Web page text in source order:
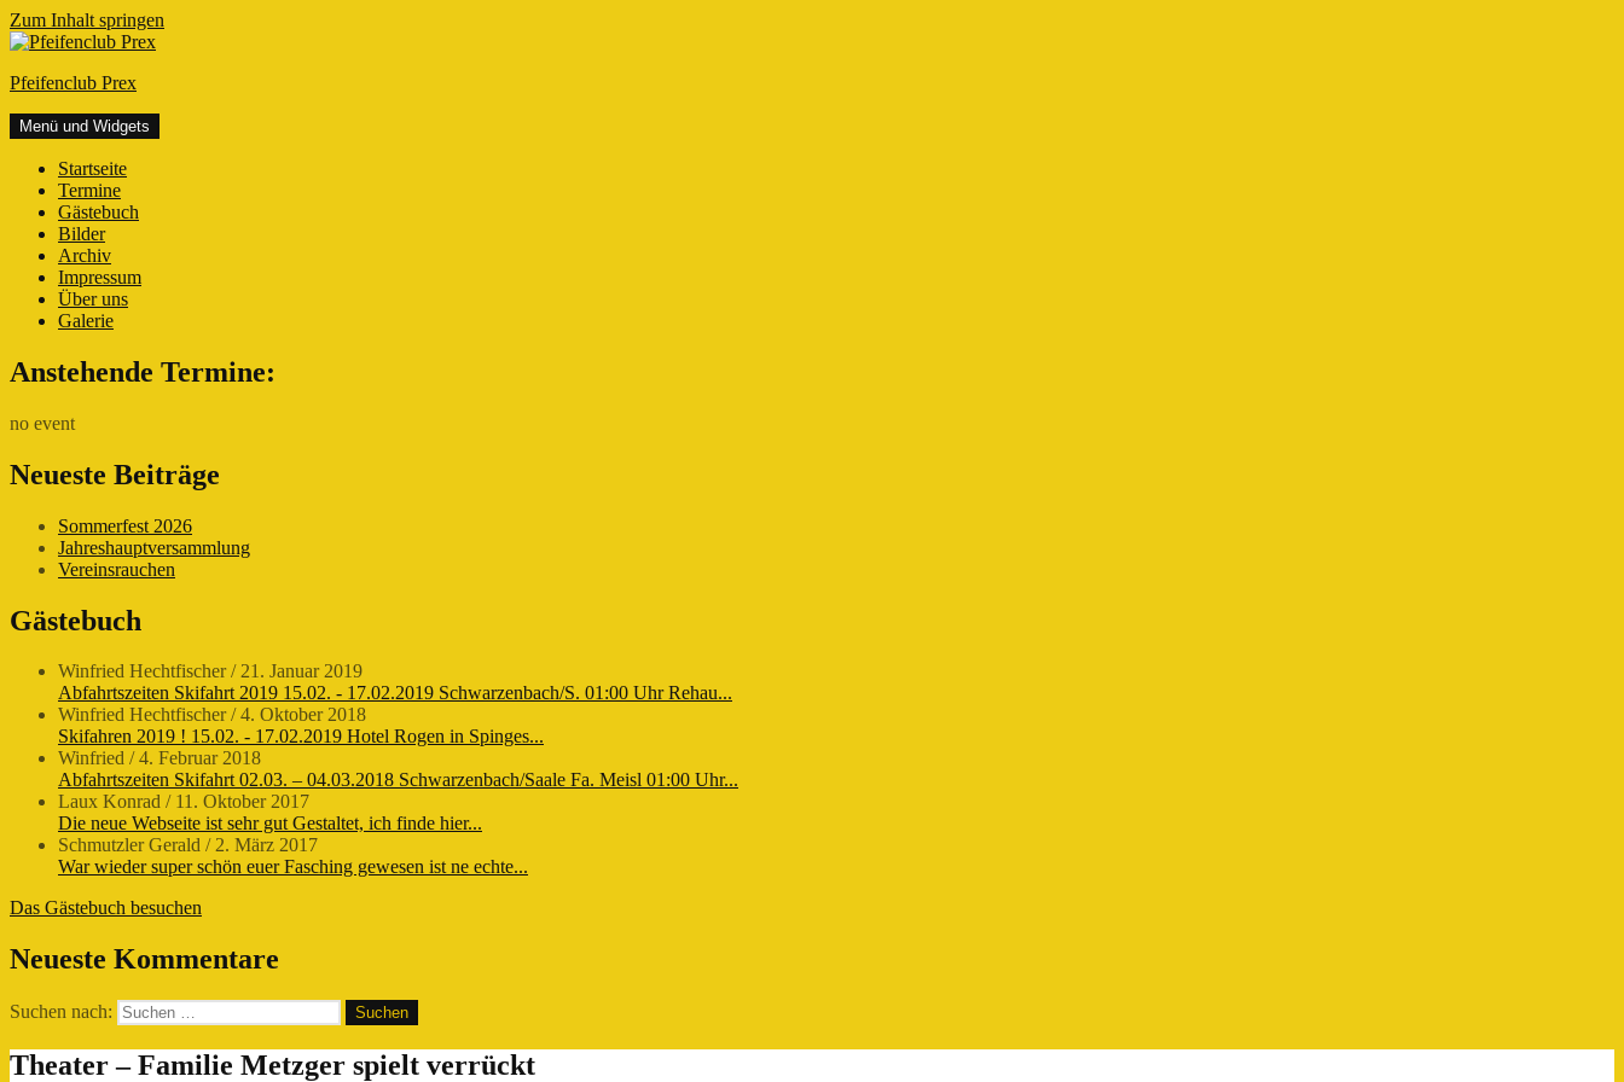
Zum Inhalt springen
Pfeifenclub Prex
Menü und Widgets
Startseite
Termine
Gästebuch
Bilder
Archiv
Impressum
Über uns
Galerie
Anstehende Termine:
no event
Neueste Beiträge
Sommerfest 2026
Jahreshauptversammlung
Vereinsrauchen
Gästebuch
Winfried Hechtfischer/21. Januar 2019
Abfahrtszeiten Skifahrt 2019 15.02. - 17.02.2019 Schwarzenbach/S. 01:00 Uhr Rehau...
Winfried Hechtfischer/4. Oktober 2018
Skifahren 2019 ! 15.02. - 17.02.2019 Hotel Rogen in Spinges...
Winfried /4. Februar 2018
Abfahrtszeiten Skifahrt 02.03. – 04.03.2018 Schwarzenbach/Saale Fa. Meisl 01:00 Uhr...
Laux Konrad / 11. Oktober 2017
Die neue Webseite ist sehr gut Gestaltet, ich finde hier...
Schmutzler Gerald /2. März 2017
War wieder super schön euer Fasching gewesen ist ne echte...
Das Gästebuch besuchen
Neueste Kommentare
Suchen nach:
Theater – Familie Metzger spielt verrückt